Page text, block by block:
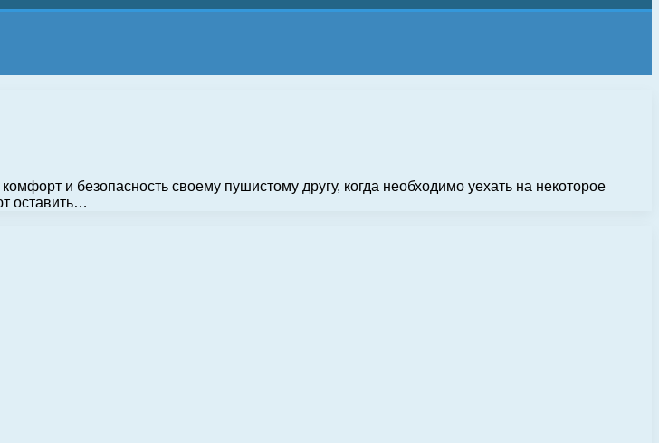
и безопасность своему пушистому другу, когда необходимо уехать на некоторое
оставить…